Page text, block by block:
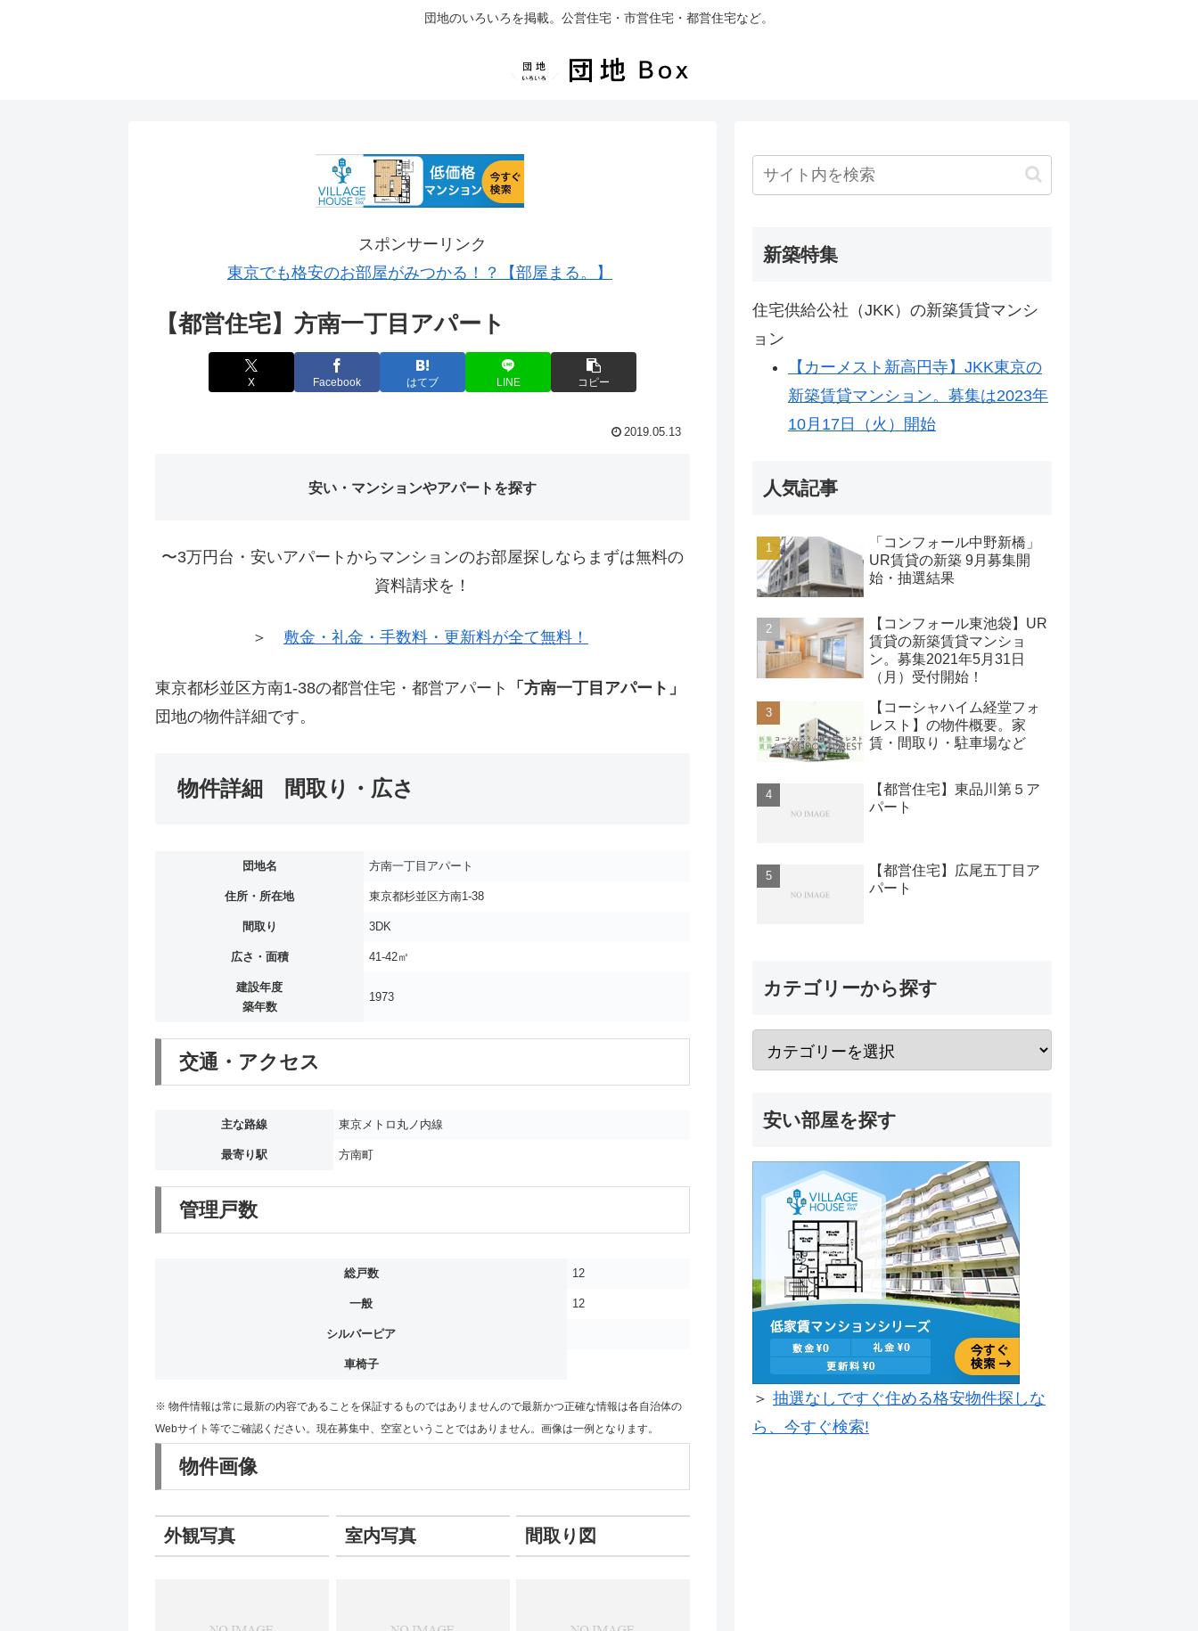
団地のいろいろを掲載。公営住宅・市営住宅・都営住宅など。
スポンサーリンク
東京でも格安のお部屋がみつかる！？【部屋まる。】
【都営住宅】方南一丁目アパート
X Facebook はてブ LINE コピー
2019.05.13
安い・マンションやアパートを探す
〜3万円台・安いアパートからマンションのお部屋探しならまずは無料の
資料請求を！
＞ 敷金・礼金・手数料・更新料が全て無料！
東京都杉並区方南1-38の都営住宅・都営アパート
「方南一丁目アパート」
団地の物件詳細です。
物件詳細 間取り・広さ
団地名 方南一丁目アパート
住所・所在地 東京都杉並区方南1-38
間取り 3DK
広さ・面積 41-42㎡
建設年度
築年数
1973
交通・アクセス
主な路線 東京メトロ丸ノ内線
最寄り駅 方南町
管理戸数
総戸数 12
一般 12
シルバーピア
車椅子
※ 物件情報は常に最新の内容であることを保証するものではありませんので最新かつ正確な情報は各自治体の
Webサイト等でご確認ください。現在募集中、空室ということではありません。画像は一例となります。
物件画像
外観写真 室内写真 間取り図
新築特集
住宅供給公社（JKK）の新築賃貸マンシ
ョン
【カーメスト新高円寺】JKK東京の
新築賃貸マンション。募集は2023年
10月17日（火）開始
人気記事
「コンフォール中野新橋」
UR賃貸の新築 9月募集開
始・抽選結果
【コンフォール東池袋】UR
賃貸の新築賃貸マンショ
ン。募集2021年5月31日
（月）受付開始！
【コーシャハイム経堂フォ
レスト】の物件概要。家
賃・間取り・駐車場など
【都営住宅】東品川第５ア
パート
【都営住宅】広尾五丁目ア
パート
カテゴリーから探す
安い部屋を探す
＞ 抽選なしですぐ住める格安物件探しな
ら、今すぐ検索!